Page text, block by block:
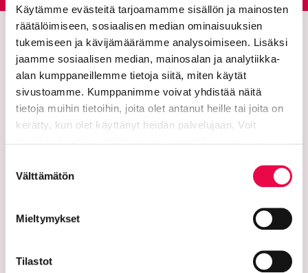
Käytämme evästeitä tarjoamamme sisällön ja mainosten
räätälöimiseen, sosiaalisen median ominaisuuksien
tukemiseen ja kävijämäärämme analysoimiseen. Lisäksi
jaamme sosiaalisen median, mainosalan ja analytiikka-
alan kumppaneillemme tietoja siitä, miten käytät
sivustoamme. Kumppanimme voivat yhdistää näitä
tietoja muihin tietoihin, joita olet antanut heille tai joita on
kerätty, kun olet käyttänyt heidän palvelujaan. Voit
valinta
Välttämätön
Mieltymykset
Tilastot
PL 125 (Eteläinen Asemakatu 2)
Sähköpostiosoitteet: